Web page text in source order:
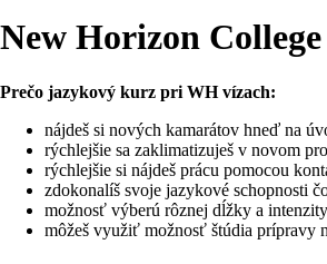
New Horizon
Prečo jazykový kurz pri WH vízach:
nájdeš si nových kamarátov hneď na
rýchlejšie sa zaklimatizuješ v novom
rýchlejšie si nájdeš prácu pomocou
zdokonalíš svoje jazykové schopnosti
možnosť výberú rôznej dĺžky a
môžeš využiť možnosť štúdia prípravy